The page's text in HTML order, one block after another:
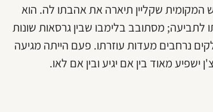
המקומית שקליין תיארה את אהבתו לה. הוא
מחויבותו לתביעה; מסתובב בלימבו שבין גרסאות שונות
נרחבים מעדות עוזרתו. פעם הייתה מגיעה
מאוד בין אם יגיע ובין אם לאו.